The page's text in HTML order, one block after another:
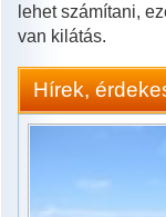
lehet számítani,
van kilátás.
Hírek,